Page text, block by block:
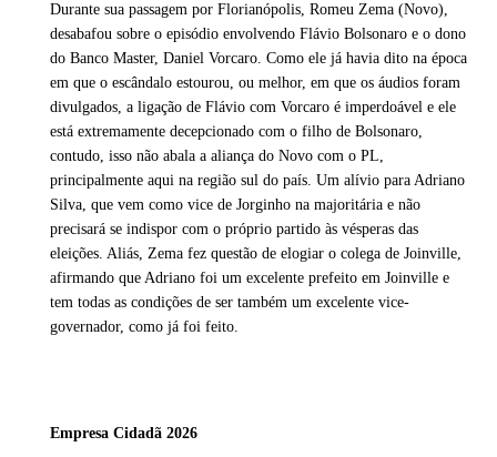
Durante sua passagem por Florianópolis, Romeu Zema (Novo),
desabafou sobre o episódio envolvendo Flávio Bolsonaro e o dono
do Banco Master, Daniel Vorcaro. Como ele já havia dito na época
em que o escândalo estourou, ou melhor, em que os áudios foram
divulgados, a ligação de Flávio com Vorcaro é imperdoável e ele
está extremamente decepcionado com o filho de Bolsonaro,
contudo, isso não abala a aliança do Novo com o PL,
principalmente aqui na região sul do país. Um alívio para Adriano
Silva, que vem como vice de Jorginho na majoritária e não
precisará se indispor com o próprio partido às vésperas das
eleições. Aliás, Zema fez questão de elogiar o colega de Joinville,
afirmando que Adriano foi um excelente prefeito em Joinville e
tem todas as condições de ser também um excelente vice-
governador, como já foi feito.
Empresa Cidadã 2026